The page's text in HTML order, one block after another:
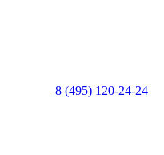
8 (495) 120-24-24